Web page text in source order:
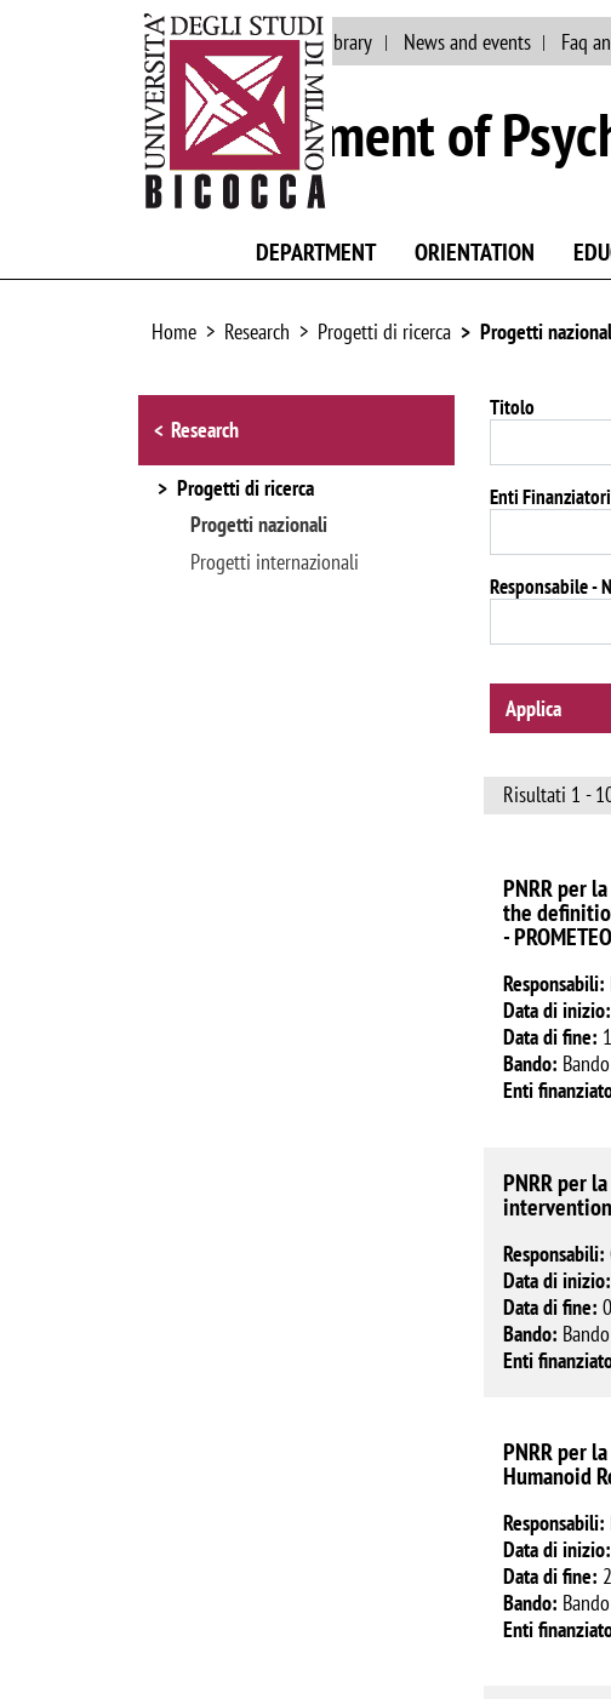
Main site Staff Library News and events Faq
Department of
DEPARTMENT ORIENTATION
Home Research Progetti di ricerca Progetti
Browse the section
Research
Progetti di ricerca
Progetti nazionali
Progetti internazionali
Titolo
Enti Finanziatori
Responsabile -
Applica
Risultati 1 -
PNRR per
the
-
Responsabili:
Data di inizio:
Data di fine:
Bando:
Enti
PNRR per
Responsabili:
Data di inizio:
Data di fine:
Bando:
Enti
PNRR per
Humanoid
Responsabili:
Data di inizio:
Data di fine:
Bando:
Enti